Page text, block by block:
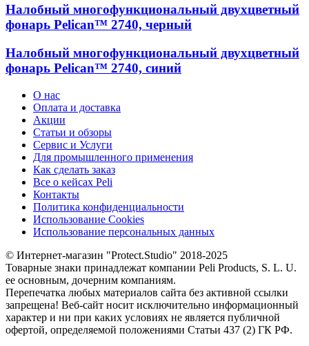
Налобный многофункциональный двухцветный
фонарь Pelican™ 2740, черный
Налобный многофункциональный двухцветный
фонарь Pelican™ 2740, синий
О нас
Оплата и доставка
Акции
Статьи и обзоры
Сервис и Услуги
Для промышленного применения
Как сделать заказ
Все о кейсах Peli
Контакты
Политика конфиденциальности
Использование Cookies
Использование персональных данных
© Интернет-магазин "Protect.Studio" 2018-2025
Товарные знаки принадлежат компании Peli Products, S. L. U.
ее основным, дочерним компаниям.
Перепечатка любых материалов сайта без активной ссылки
запрещена! Веб-сайт носит исключительно информационный
характер и ни при каких условиях не является публичной
офертой, определяемой положениями Статьи 437 (2) ГК РФ.